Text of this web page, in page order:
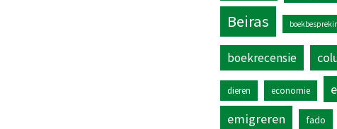
Beiras
boekrecensie
dieren economie
emigreren
fado